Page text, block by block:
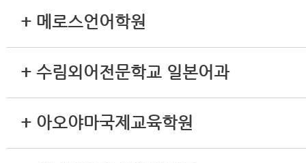
+ 메로스언어학원
+ 수림외어전문학교 일본어과
+ 아오야마국제교육학원